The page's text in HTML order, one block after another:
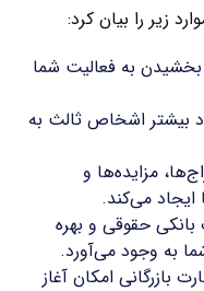
زیر را بیان کرد:
به فعالیت شما
بیشتر اشخاص ثالث به
مزایده‌ها و
می‌کند.
حقوقی و بهره
به وجود می‌آورد.
امکان آغاز